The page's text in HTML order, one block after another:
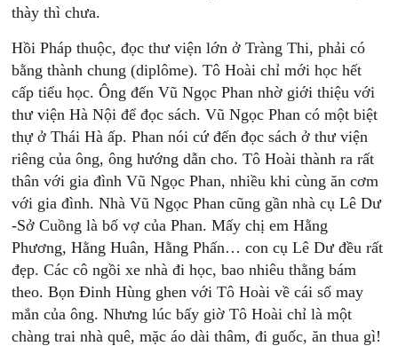
thày thì chưa.
Hồi Pháp thuộc, đọc thư viện lớn ở Tràng Thi, phải có
bằng thành chung (diplôme). Tô Hoài chỉ mới học hết
cấp tiểu học. Ông đến Vũ Ngọc Phan nhờ giới thiệu với
thư viện Hà Nội để đọc sách. Vũ Ngọc Phan có một biệt
thự ở Thái Hà ấp. Phan nói cứ đến đọc sách ở thư viện
riêng của ông, ông hướng dẫn cho. Tô Hoài thành ra rất
thân với gia đình Vũ Ngọc Phan, nhiều khi cùng ăn cơm
với gia đình. Nhà Vũ Ngọc Phan cũng gần nhà cụ Lê Dư
-Sở Cuồng là bố vợ của Phan. Mấy chị em Hằng
Phương, Hằng Huân, Hằng Phấn… con cụ Lê Dư đều rất
đẹp. Các cô ngồi xe nhà đi học, bao nhiêu thằng bám
theo. Bọn Đinh Hùng ghen với Tô Hoài về cái số may
mắn của ông. Nhưng lúc bấy giờ Tô Hoài chỉ là một
chàng trai nhà quê, mặc áo dài thâm, đi guốc, ăn thua gì!